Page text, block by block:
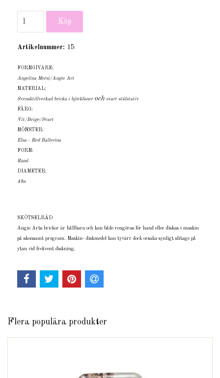
Artikelnummer: 15
FORMGIVARE:
Angelina Morsi/Angie Art
MATERIAL:
Svensktillverkad bricka i björkfaner och svart stålstativ
FÄRG:
Vit/Beige/Svart
MÖNSTER:
Elsa - Red Ballerina
FORM:
Rund
DIAMETER:
49ø
SKÖTSELRÅD
Angie Arts brickor är hållbara och kan både rengöras för hand eller diskas i maskin
på skonsamt program. Maskin- diskmedel kan tyvärr dock orsaka synligt slitage på
ytan vid frekvent diskning.
Flera populära produkter